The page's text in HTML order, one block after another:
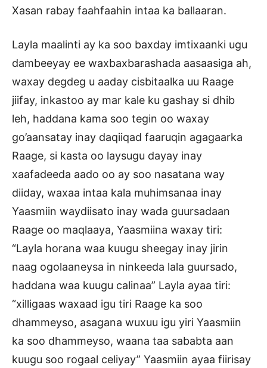
Xasan rabay faahfaahin intaa ka ballaaran.
Layla maalinti ay ka soo baxday imtixaanki ugu
dambeeyay ee waxbaxbarashada aasaasiga ah,
waxay degdeg u aaday cisbitaalka uu Raage
jiifay, inkastoo ay mar kale ku gashay si dhib
leh, haddana kama soo tegin oo waxay
go’aansatay inay daqiiqad faaruqin agagaarka
Raage, si kasta oo laysugu dayay inay
xaafadeeda aado oo ay soo nasatana way
diiday, waxaa intaa kala muhimsanaa inay
Yaasmiin waydiisato inay wada guursadaan
Raage oo maqlaaya, Yaasmiina waxay tiri:
“Layla horana waa kuugu sheegay inay jirin
naag ogolaaneysa in ninkeeda lala guursado,
haddana waa kuugu calinaa” Layla ayaa tiri:
“xilligaas waxaad igu tiri Raage ka soo
dhammeyso, asagana wuxuu igu yiri Yaasmiin
ka soo dhammeyso, waana taa sababta aan
kuugu soo rogaal celiyay” Yaasmiin ayaa fiirisay